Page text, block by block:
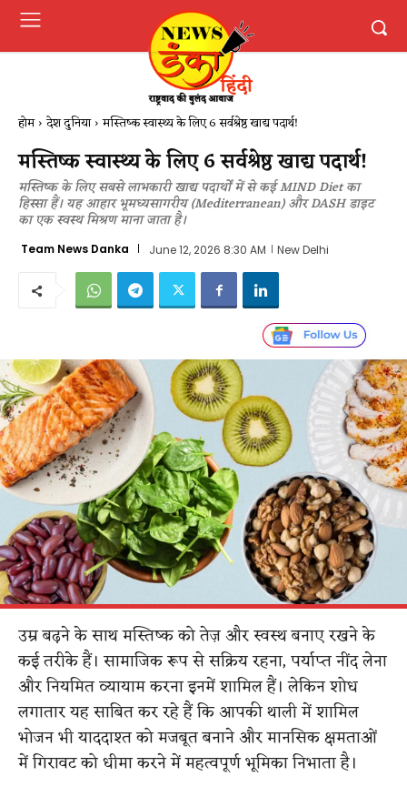
होम देश दुनिया मस्तिष्क स्वास्थ्य के लिए 6 सर्वश्रेष्ठ खाद्य पदार्थ!
मस्तिष्क स्वास्थ्य के लिए 6 सर्वश्रेष्ठ खाद्य पदार्थ!
मस्तिष्क के लिए सबसे लाभकारी खाद्य पदार्थों में से कई MIND Diet का
हिस्सा हैं। यह आहार भूमध्यसागरीय (Mediterranean) और DASH डाइट
का एक स्वस्थ मिश्रण माना जाता है।
Team News Danka June 12, 2026 8:30 AM New Delhi
उम्र बढ़ने के साथ मस्तिष्क को तेज़ और स्वस्थ बनाए रखने के
कई तरीके हैं। सामाजिक रूप से सक्रिय रहना, पर्याप्त नींद लेना
और नियमित व्यायाम करना इनमें शामिल हैं। लेकिन शोध
लगातार यह साबित कर रहे हैं कि आपकी थाली में शामिल
भोजन भी याददाश्त को मजबूत बनाने और मानसिक क्षमताओं
में गिरावट को धीमा करने में महत्वपूर्ण भूमिका निभाता है।